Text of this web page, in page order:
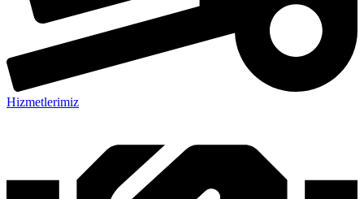
Hizmetlerimiz